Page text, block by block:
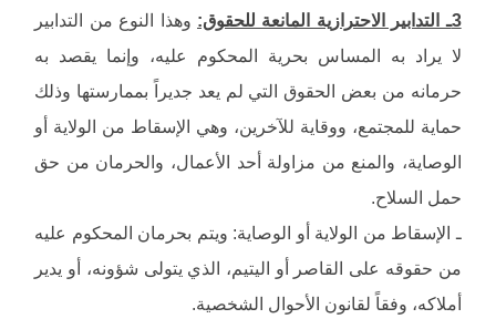
3ـ التدابير الاحترازية المانعة للحقوق:
وهذا النوع من التدابير
لا يراد به المساس بحرية المحكوم عليه، وإنما يقصد به
حرمانه من بعض الحقوق التي لم يعد جديراً بممارستها وذلك
حماية للمجتمع، ووقاية للآخرين، وهي الإسقاط من الولاية أو
الوصاية، والمنع من مزاولة أحد الأعمال، والحرمان من حق
حمل السلاح.
ـ الإسقاط من الولاية أو الوصاية: ويتم بحرمان المحكوم عليه
من حقوقه على القاصر أو اليتيم، الذي يتولى شؤونه، أو يدير
أملاكه، وفقاً لقانون الأحوال الشخصية.